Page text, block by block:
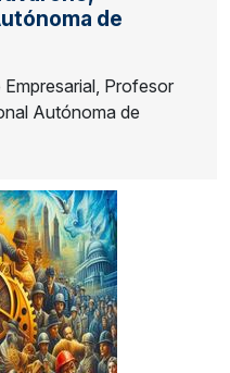
de
Profesor
Autónoma de